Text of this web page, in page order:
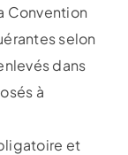
Convention
selon
dans
à
et